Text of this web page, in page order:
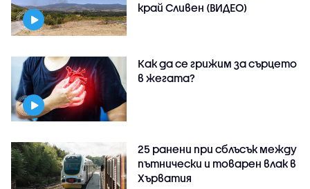
край Сливен (ВИДЕО)
Как да се грижим за сърцето
в жегата?
25 ранени при сблъсък между
пътнически и товарен влак в
Хърватия